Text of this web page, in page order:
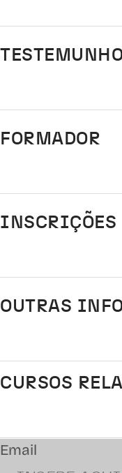
FORMADOR
INSCRIÇÕES
OUTRAS
CURSOS
Email